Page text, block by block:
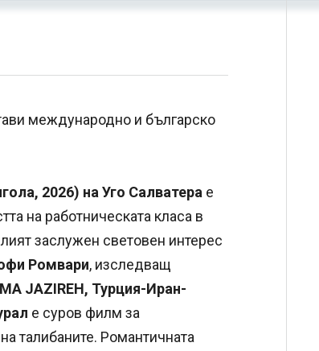
международно и българско
2026) на Уго Салватера е
на работническата класа в
заслужен световен интерес
Ромвари, изследващ
JAZIREH, Турция-Иран-
е суров филм за
талибаните. Романтичната